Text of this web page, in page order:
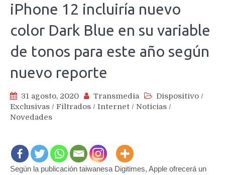
iPhone 12 incluiría nuevo
color Dark Blue en su variable
de tonos para este año según
nuevo reporte
31 agosto, 2020 Transmedia Dispositivo /
Exclusivas / Filtrados / Internet / Noticias /
Novedades
Según la publicación taiwanesa Digitimes, Apple ofrecerá un